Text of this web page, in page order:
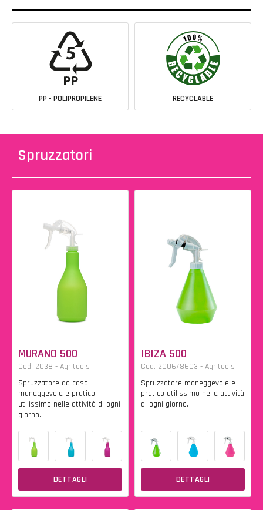
PP - POLIPROPILENE RECYCLABLE
Spruzzatori
MURANO 500
Cod. 2038 - Agritools
Spruzzatore da casa
maneggevole e pratico
utilissimo nelle attività di ogni
giorno.
DETTAGLI
IBIZA 500
Cod. 2006/86C3 - Agritools
Spruzzatore maneggevole e
pratico utilissimo nelle attività
di ogni giorno.
DETTAGLI